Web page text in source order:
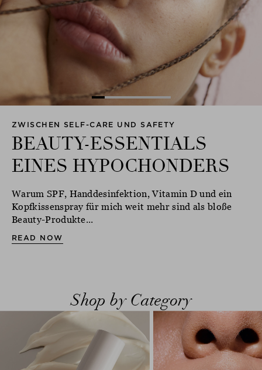
ZWISCHEN SELF-CARE UND SAFETY
BEAUTY-ESSENTIALS
EINES HYPOCHONDERS
Warum SPF, Handdesinfektion, Vitamin D und ein
Kopfkissenspray für mich weit mehr sind als bloße
Beauty-Produkte...
READ NOW
Shop by Category